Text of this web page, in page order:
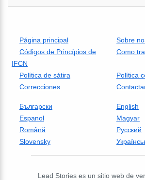
Página principal
Sobre
Códigos de Princípios de
IFCN
Como
Política de sátira
Política
Correcciones
Български
English
Espanol
Magyar
Română
Русский
Slovensky
Lead Stories es un sitio web de